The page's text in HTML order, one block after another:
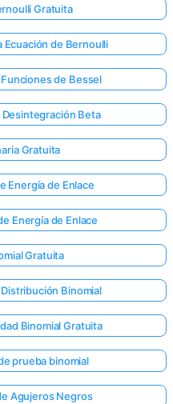
Gratuita
Ecuación de Bernoulli
de Bessel
Beta
Gratuita
Energía de Enlace
Energía de Enlace
Gratuita
Binomial
Binomial Gratuita
prueba binomial
Agujeros Negros